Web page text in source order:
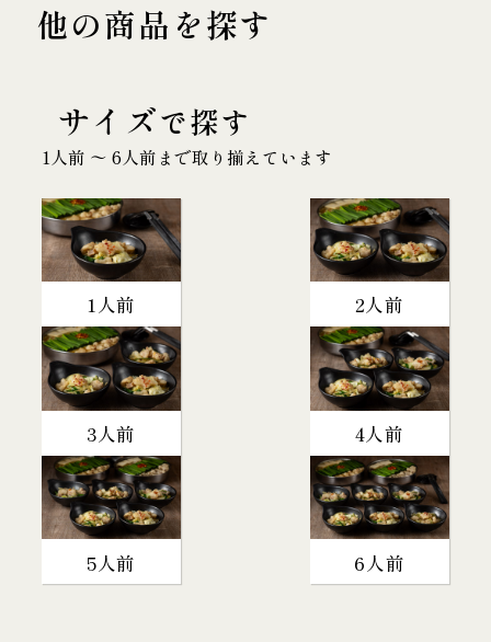
他の商品を探す
サイズで探す
1人前 〜 6人前まで取り揃えています
1人前 2人前
3人前 4人前
5人前 6人前